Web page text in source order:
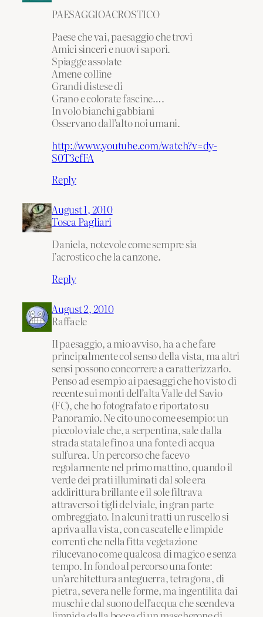
PAESAGGIOACROSTICO
Paese che vai, paesaggio che trovi
Amici sinceri e nuovi sapori.
Spiagge assolate
Amene colline
Grandi distese di
Grano e colorate fascine….
In volo bianchi gabbiani
Osservano dall’alto noi umani.
http://www.youtube.com/watch?v=dy-
S0T3cfFA
Reply
August 1, 2010
Tosca Pagliari
Daniela, notevole come sempre sia
l’acrostico che la canzone.
Reply
August 2, 2010
Raffaele
Il paesaggio, a mio avviso, ha a che fare
principalmente col senso della vista, ma altri
sensi possono concorrere a caratterizzarlo.
Penso ad esempio ai paesaggi che ho visto di
recente sui monti dell’alta Valle del Savio
(FC), che ho fotografato e riportato su
Panoramio. Ne cito uno come esempio: un
piccolo viale che, a serpentina, sale dalla
strada statale fino a una fonte di acqua
sulfurea. Un percorso che facevo
regolarmente nel primo mattino, quando il
verde dei prati illuminati dal sole era
addirittura brillante e il sole filtrava
attraverso i tigli del viale, in gran parte
ombreggiato. In alcuni tratti un ruscello si
apriva alla vista, con cascatelle e limpide
correnti che nella fitta vegetazione
rilucevano come qualcosa di magico e senza
tempo. In fondo al percorso una fonte:
un’architettura anteguerra, tetragona, di
pietra, severa nelle forme, ma ingentilita dai
muschi e dal suono dell’acqua che scendeva